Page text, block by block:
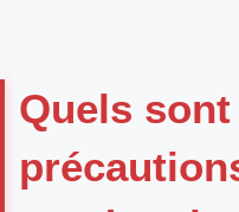
Quels